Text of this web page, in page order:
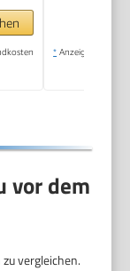
800
* Anzeige
vor dem
vergleichen.